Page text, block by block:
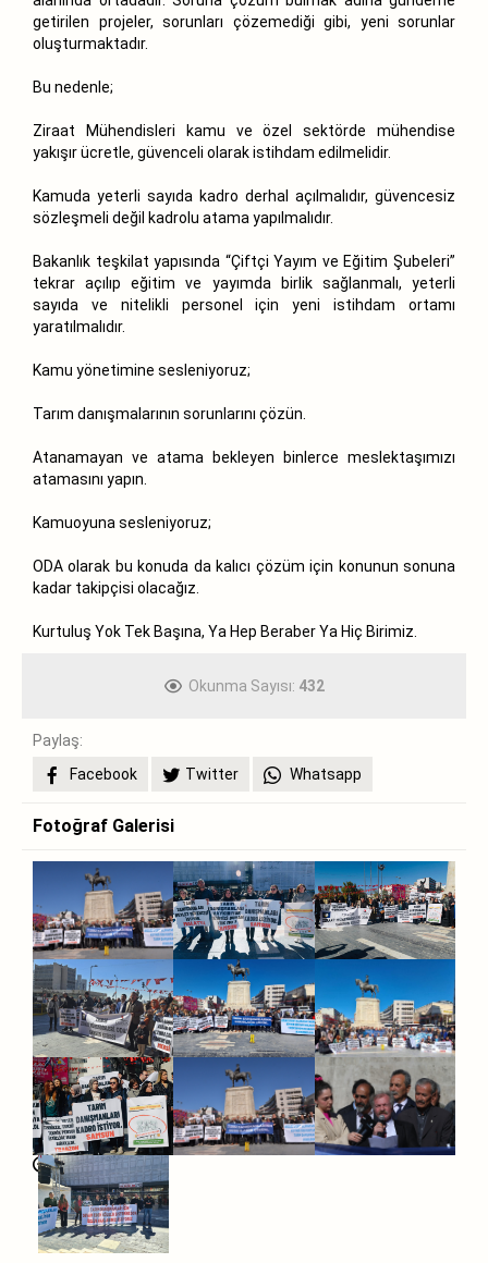
getirilen projeler, sorunları çözemediği gibi, yeni sorunlar
oluşturmaktadır.
Bu nedenle;
Ziraat Mühendisleri kamu ve özel sektörde mühendise
yakışır ücretle, güvenceli olarak istihdam edilmelidir.
Kamuda yeterli sayıda kadro derhal açılmalıdır, güvencesiz
sözleşmeli değil kadrolu atama yapılmalıdır.
Bakanlık teşkilat yapısında “Çiftçi Yayım ve Eğitim Şubeleri”
tekrar açılıp eğitim ve yayımda birlik sağlanmalı, yeterli
sayıda ve nitelikli personel için yeni istihdam ortamı
yaratılmalıdır.
Kamu yönetimine sesleniyoruz;
Tarım danışmalarının sorunlarını çözün.
Atanamayan ve atama bekleyen binlerce meslektaşımızı
atamasını yapın.
Kamuoyuna sesleniyoruz;
ODA olarak bu konuda da kalıcı çözüm için konunun sonuna
kadar takipçisi olacağız.
Kurtuluş Yok Tek Başına, Ya Hep Beraber Ya Hiç Birimiz.
Okunma Sayısı: 432
Paylaş:
Facebook
Twitter Whatsapp
Fotoğraf Galerisi